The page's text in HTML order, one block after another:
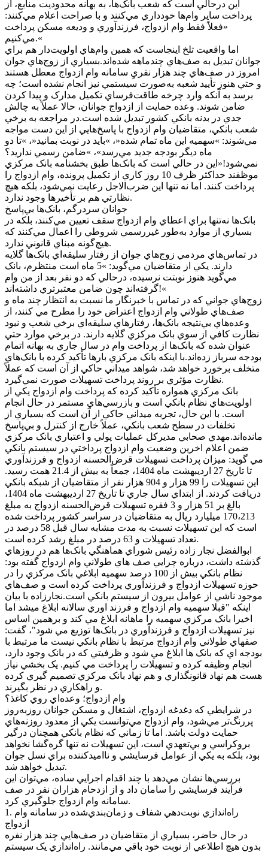
اين درحالي است که شعب بانک‌ها، به بهانه محدوديت منابع، از
پرداخت ساير وام‌ها خودداري مي‌کنند و با صراحت اعلام مي‌کنند:
«فعلاً فقط وام ازدواج، فرزندآوري و وديعه مسکن پرداخت
مي‌کنيم.«
اما واقعيت تلخ اينجاست که همين وام‌هاي اولويت‌دار هم براي
جوانان تبديل به صف‌هاي چندماهه شده‌اند.بسياري از زوج‌هاي جوان
امروز در صف‌هاي چند هزار نفريِ سامانه وام ازدواج معطل هستند
و حتي هنوز تأييد شعبه به‌صورت سيستمي نيز انجام نشده است؛ چه
برسد به آنکه وارد چرخه طاقت‌فرساي تکميل مدارک و پيدا کردن
ضامن شوند. وعده حمايت از ازدواج جوانان، حالا عملاً به چالش
جدي در بدنه بانکي کشور تبديل شده است.در مراجعه به برخي
شعب بانکي، متقاضيان وام ازدواج با پاسخ‌هايي از اين دست مواجه
مي‌شوند: »سهميه اين ماه تمام شده«، »بايد در نوبت بمانيد«، »تا دو
ماه ديگر بودجه جديد مي‌رسد»، »ضامن رسمي نداريد؟
نمي‌شود!«اين در حالي است که بانک‌ها طبق بخشنامه بانک مرکزي
موظفند حداکثر ظرف 10 روز کاري از تکميل پرونده، وام ازدواج را
پرداخت کنند. اما نه تنها اين ضرب‌الاجل رعايت نمي‌شود، بلکه هيچ
نظارتي هم بر تأخيرها وجود ندارد.
جوانان سردرگم، بانک‌ها بي‌پاسخ
بانک‌ها نه‌تنها براي اعطاي وام ازدواج سقف تعيين مي‌کنند، بلکه در
بسياري از موارد به‌طور غيررسمي شروطي را اعمال مي‌کنند که
هيچ‌گونه مبناي قانوني ندارد.
در تماس‌هاي مردمي زوج‌هاي جوان از رفتار سليقه‌اي بانک‌ها گلايه
دارند. يکي از متقاضيان مي‌گويد: »5 ماه است منتظرم، بانک
مي‌گويد هنوز نوبتت نرسيده، درحالي که دو نفر بعد از من وام
گرفته‌اند چون ضامن معتبرتري داشته‌اند!«
زوج‌هاي جواني که در تماس با خبرنگار ما نسبت به انتظار چند ماه و
صف‌هاي طولاني وام ازدواج اعتراض خود را مطرح مي کنند، از
وعده‌هاي بي‌نتيجه بانک‌ها، رفتارهاي سليقه‌اي برخي شعب و نبود
نظارت کافي از سوي بانک مرکزي گلايه دارند. در برخي موارد حتي
عنوان شده که بانک‌ها از پرداخت وام در سال جاري به بهانه اتمام
بودجه سرباز زده‌اند.با اينکه بانک مرکزي بارها تأکيد کرده با بانک‌هاي
متخلف برخورد خواهد شد، شواهد ميداني حاکي از آن است که عملاً
نظارت مؤثري بر روند پرداخت تسهيلات صورت نمي‌گيرد.
بانک مرکزي همواره تأکيد کرده که پرداخت وام ازدواج يکي از
اولويت‌هاي نظام بانکي است و بازرسي‌هاي مستمر در حال انجام
است. با اين حال، تجربه ميداني حاکي از آن است که بسياري از
تخلفات در سطح شعب بانکي، عملاً خارج از کنترل و بي‌پاسخ
مانده‌اند.مهدي صحابي مديرکل عمليات پولي و اعتباري بانک مرکزي
ضمن اعلام اخرين وضعيت وام ازدواج پرداختي در سيستم بانکي
مي گويد: ميزان پرداخت تسهيلات قرض‌الحسنه ازدواج و فرزندآوري
تا تاريخ 27 ارديبهشت ماه 1404، جمعاً به بيش از 21.4 همت رسيد.
اين تسهيلات را 99 هزار و 904 هزار نفر از متقاضيان از شبکه بانکي
دريافت کردند. از ابتداي سال جاري تا تاريخ 27 ارديبهشت ماه 1404،
بالغ بر 51 هزار و 3 فقره تسهيلات قرض‌الحسنه ازدواج به مبلغ
170،213 ميليارد ريال به متقاضيان در سراسر کشور پرداخت شده
است که اين تسهيلات نسبت به مدت مشابه سال قبل 58 درصد در
تعداد تسهيلات و 63 درصد در مبلغ رشد کرده است.
ابوالفضل نجار زاده رئيس شوراي هماهنگي بانک‌ها هم در روزهاي
گذشته داشت، درباره چرايي صف هاي طولاني وام ازدواج گفته بود:
نظام بانکي بيش از 100 درصد سهميه ابلاغي بانک مرکزي را در
حوزه تسهيلات ازدواج و فرزندآوري پرداخت کرده است و صف‌هاي
موجود ناشي از عوامل بيرون از سيستم بانکي است.نجارزاده با بيان
اينکه "قبلا سهميه وام ازدواج و فرزند اوري سالانه ابلاغ ميشد اما
اخيرا بانک مرکزي سهميه را ماهانه ابلاغ مي کند و برهمين اساس
نيز تسهيلات ازدواج و فرزندآوري در بانک‌ها توزيع مي شود"، گفت:
صفهاي طولاني وام ازدواج مرتبط با نظام بانکي نيست ما مرتبط با
بودجه اي که بانک ها ابلاغ مي شود و ظرفيتي که در بانک وجود دارد،
انجام وظيفه کرده و تسهيلات را پرداخت مي کنيم. يک بخشي نياز
هست هم نهاد قانونگذاري و هم نهاد بانک مرکزي تصميم گيري کرده
و راهکاري در نظر بگيرند.
وام ازدواج؛ وعده‌اي روي کاغذ؟
در شرايطي که دغدغه ازدواج، اشتغال و مسکن جوانان روزبه‌روز
پررنگ‌تر مي‌شود، وام ازدواج مي‌توانست يکي از معدود روزنه‌هاي
حمايت دولت باشد. اما تا زماني که نظام بانکي همچنان درگير
بروکراسي و بي‌تعهدي است، اين تسهيلات نه تنها گره‌گشا نخواهد
بود، بلکه به يکي از عوامل فرسايشي و نااميدکننده براي نسل جوان
تبديل خواهد شد.
بررسي‌ها نشان مي‌دهد با چند اقدام اجرايي ساده، مي‌توان اين
فرآيند فرسايشي را سامان داد و از ازدحام هزاران نفر در صف
سامانه وام ازدواج جلوگيري کرد.
1. راه‌اندازي نوبت‌دهي شفاف و زمان‌بندي‌شده در سامانه وام
ازدواج
در حال حاضر، بسياري از متقاضيان در صف‌هايي چند هزار نفره
بدون هيچ اطلاعي از نوبت خود باقي مي‌مانند. راه‌اندازي يک سيستم